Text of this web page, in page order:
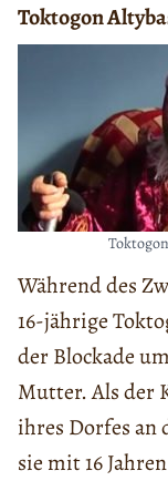
Toktogon
Während des
16-jährige
der Blockade
Mutter. Als der
ihres Dorfes an
sie mit 16